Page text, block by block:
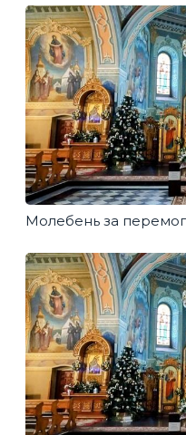
Молебень за